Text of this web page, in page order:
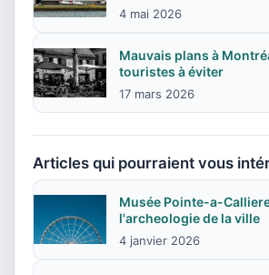
4 mai 2026
Mauvais plans à
touristes à éviter
17 mars 2026
Articles qui pourraient vous
Musée Pointe-a-
l'archeologie de la ville
4 janvier 2026